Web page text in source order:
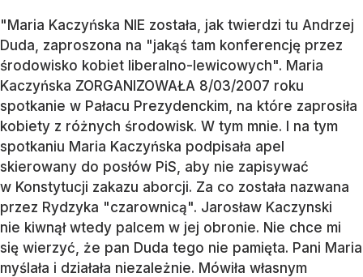
"Maria Kaczyńska NIE została, jak twierdzi tu Andrzej
Duda, zaproszona na "jakąś tam konferencję przez
środowisko kobiet liberalno-lewicowych". Maria
Kaczyńska ZORGANIZOWAŁA 8/03/2007 roku
spotkanie w Pałacu Prezydenckim, na które zaprosiła
kobiety z różnych środowisk. W tym mnie. I na tym
spotkaniu Maria Kaczyńska podpisała apel
skierowany do posłów PiS, aby nie zapisywać
w Konstytucji zakazu aborcji. Za co została nazwana
przez Rydzyka "czarownicą". Jarosław Kaczynski
nie kiwnął wtedy palcem w jej obronie. Nie chce mi
się wierzyć, że pan Duda tego nie pamięta. Pani Maria
myślała i działała niezależnie. Mówiła własnym